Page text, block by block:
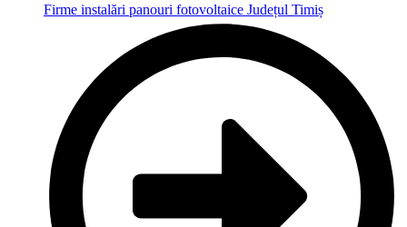
Firme instalări panouri fotovoltaice Județul Timiș